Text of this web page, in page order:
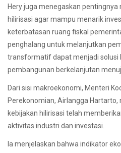
Hery juga menegaskan
hilirisasi agar mampu menarik
keterbatasan ruang fiskal
penghalang untuk melanjutkan
transformatif dapat menjadi solusi
pembangunan berkelanjutan
Dari sisi makroekonomi, Menteri
Perekonomian, Airlangga
kebijakan hilirisasi telah
aktivitas industri dan investasi.
Ia menjelaskan bahwa indikator